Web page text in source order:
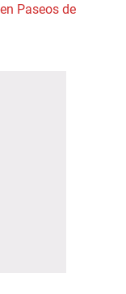
Paseos de